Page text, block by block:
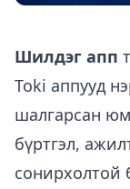
Шилдэг апп
Toki аппууд
шалгарсан
бүртгэл,
сонирхолтой